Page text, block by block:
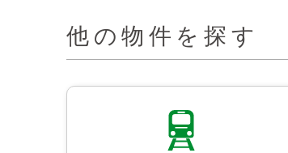
他の物件を探す